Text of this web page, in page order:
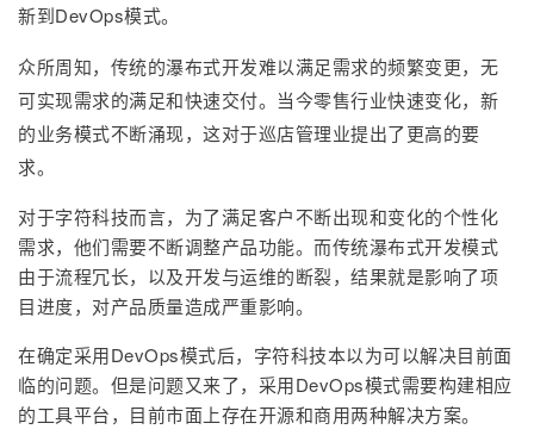
新到DevOps模式。
众所周知，传统的瀑布式开发难以满足需求的频繁变更，无
可实现需求的满足和快速交付。当今零售行业快速变化，新
的业务模式不断涌现，这对于巡店管理业提出了更高的要
求。
对于字符科技而言，为了满足客户不断出现和变化的个性化
需求，他们需要不断调整产品功能。而传统瀑布式开发模式
由于流程冗长，以及开发与运维的断裂，结果就是影响了项
目进度，对产品质量造成严重影响。
在确定采用DevOps模式后，字符科技本以为可以解决目前面
临的问题。但是问题又来了，采用DevOps模式需要构建相应
的工具平台，目前市面上存在开源和商用两种解决方案。